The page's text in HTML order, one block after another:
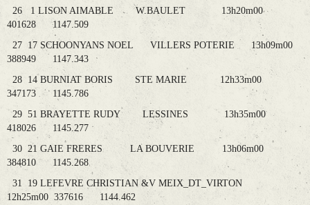
26 1 LISON AIMABLE W.BAULET 13h20m00
401628 1147.509
27 17 SCHOONYANS NOEL VILLERS POTERIE 13h09m00
388949 1147.343
28 14 BURNIAT BORIS STE MARIE 12h33m00
347173 1145.786
29 51 BRAYETTE RUDY LESSINES 13h35m00
418026 1145.277
30 21 GAIE FRERES LA BOUVERIE 13h06m00
384810 1145.268
31 19 LEFEVRE CHRISTIAN &V MEIX_DT_VIRTON
12h25m00 337616 1144.462